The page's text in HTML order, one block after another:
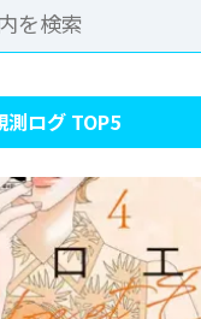
測ログ TOP5